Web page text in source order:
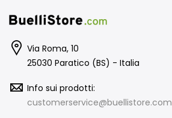
Via Roma, 10
25030 Paratico (BS) - Italia
Info sui prodotti:
customerservice@buellistore.com